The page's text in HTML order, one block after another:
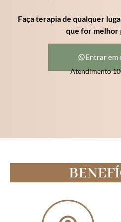
Faça terapia de qualquer
que for melhor
Entrar em
Atendimento